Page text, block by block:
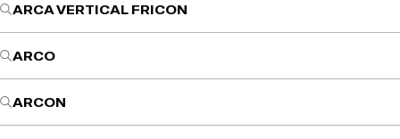
ARCA VERTICAL FRICON
ARCO
ARCON